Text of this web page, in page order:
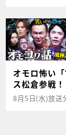
オモロ怖い
ス松倉参戦！
8月5日(水)放送